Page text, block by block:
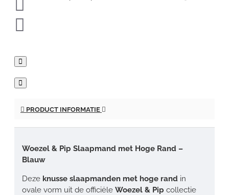
PRODUCT INFORMATIE
Woezel & Pip Slaapmand met Hoge Rand –
Blauw
Deze knusse slaapmanden met hoge rand in
ovale vorm uit de officiële Woezel & Pip collectie